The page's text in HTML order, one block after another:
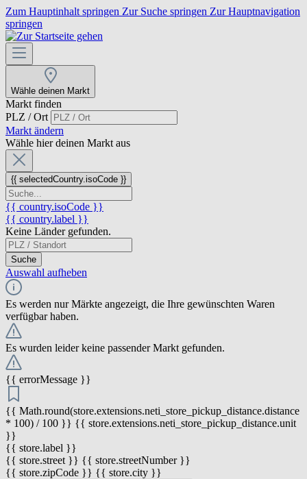
Zum Hauptinhalt springen Zur Suche springen Zur Hauptnavigation
springen
Wähle deinen Markt
Markt finden
PLZ / Ort
Markt ändern
Wähle hier deinen Markt aus
{{ selectedCountry.isoCode }}
{{ country.isoCode }}
{{ country.label }}
Keine Länder gefunden.
Suche
Auswahl aufheben
Es werden nur Märkte angezeigt, die Ihre gewünschten Waren
verfügbar haben.
Es wurden leider keine passender Markt gefunden.
{{ errorMessage }}
{{ Math.round(store.extensions.neti_store_pickup_distance.distance
* 100) / 100 }} {{ store.extensions.neti_store_pickup_distance.unit
}}
{{ store.label }}
{{ store.street }} {{ store.streetNumber }}
{{ store.zipCode }} {{ store.city }}